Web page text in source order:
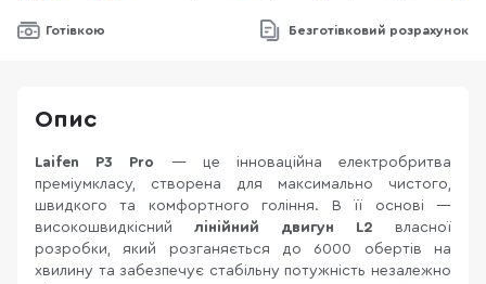
Готівкою Безготівковий розрахунок
Опис
Laifen P3 Pro — це інноваційна електробритва
преміумкласу, створена для максимально чистого,
швидкого та комфортного гоління. В її основі —
високошвидкісний лінійний двигун L2 власної
розробки, який розганяється до 6000 обертів на
хвилину та забезпечує стабільну потужність незалежно